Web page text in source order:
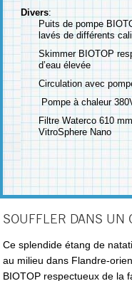
Divers:
Puits de pompe
lavés de différents
Skimmer BIOTOP
d’eau élevée
Circulation avec
Pompe à chaleur
Filtre Waterco 610
VitroSphere Nano
SOUFFLER DANS UN
Ce splendide étang de
au milieu dans Flandre-
BIOTOP respectueux de la